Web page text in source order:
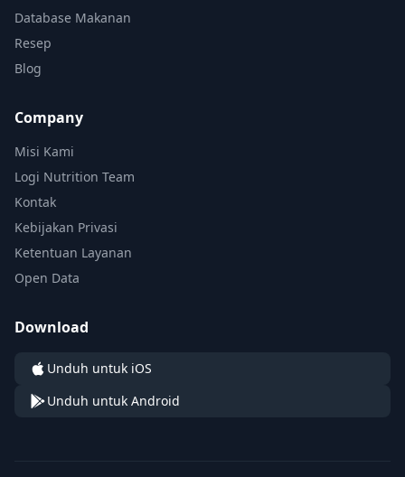
Database Makanan
Resep
Blog
Company
Misi Kami
Logi Nutrition Team
Kontak
Kebijakan Privasi
Ketentuan Layanan
Open Data
Download
Unduh untuk iOS
Unduh untuk Android